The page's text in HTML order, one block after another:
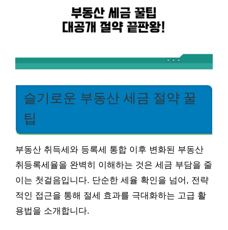
슬기로운 부동산 세금 절약 꿀
팁
부동산 취득세와 등록세 통합 이후 변화된 부동산
취등록세율을 완벽히 이해하는 것은 세금 부담을 줄
이는 첫걸음입니다. 단순한 세율 확인을 넘어, 전략
적인 접근을 통해 절세 효과를 극대화하는 고급 활
용법을 소개합니다.